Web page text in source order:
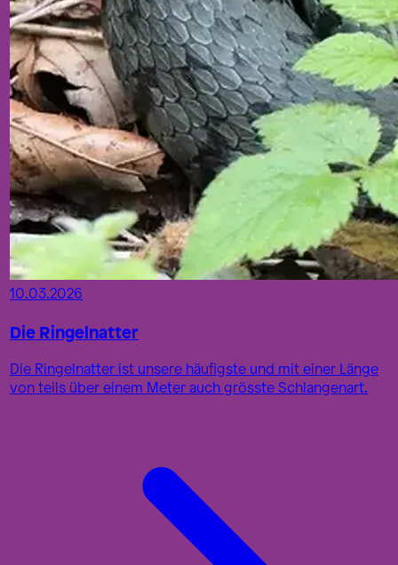
10.03.2026
Die Ringelnatter
Die Ringelnatter ist unsere häufigste und mit einer Länge
von teils über einem Meter auch grösste Schlangenart.